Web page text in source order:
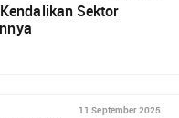
Sektor
11 September 2025